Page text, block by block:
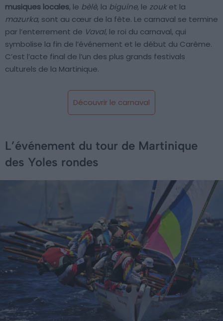
musiques locales, le bèlè, la biguine, le zouket la
mazurka, sont au cœur de la fête. Le carnaval se termine
par l’enterrement de Vaval, le roi du carnaval, qui
symbolise la fin de l’événement et le début du Carême.
C’est l’acte final de l’un des plus grands festivals
culturels de la Martinique.
Découvrir le carnaval
L’événement du tour de Martinique
des Yoles rondes